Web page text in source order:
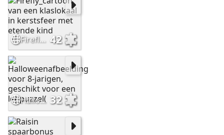
Firefly_cartoon van een klaslokaal in kerstsfeer met etende kind 42
Halloweenafbeelding voor 8-jarigen, geschikt voor een legpuzzel( 32